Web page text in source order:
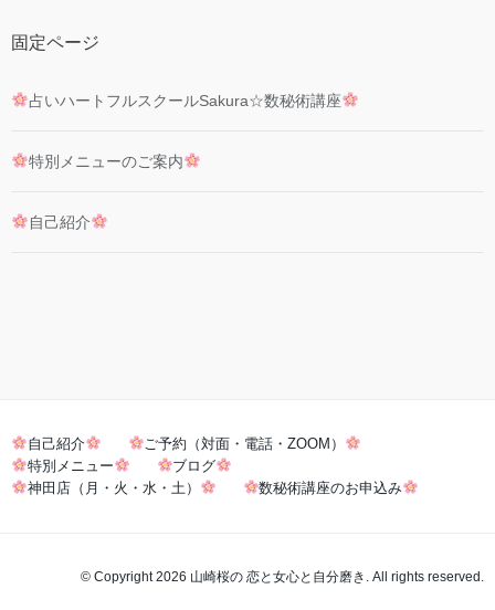
固定ページ
占いハートフルスクールSakura☆数秘術講座
特別メニューのご案内
自己紹介
自己紹介
ご予約（対面・電話・ZOOM）
特別メニュー
ブログ
神田店（月・火・水・土）
数秘術講座のお申込み
© Copyright 2026 山崎桜の 恋と女心と自分磨き. All rights reserved.